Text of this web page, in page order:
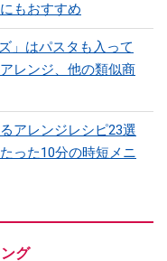
もおすすめ
」はパスタも入って
レンジ、他の類似商
アレンジレシピ23選
った10分の時短メニ